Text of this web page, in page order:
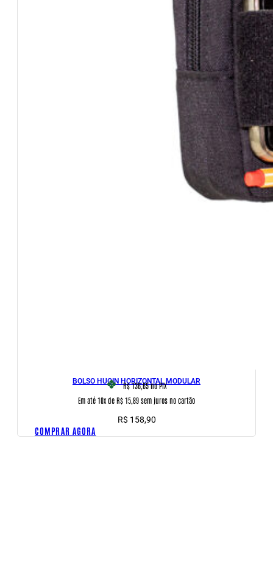
BOLSO HUGIN HORIZONTAL MODULAR
R$ 136,65no PIX
Em até 10x de R$ 15,89 sem juros no cartão
R$ 158,90
COMPRAR AGORA